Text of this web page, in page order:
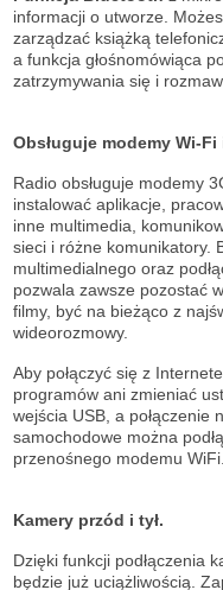
informacji o utworze.
zarządzać książką
a funkcja głośnomówiąca
zatrzymywania się i
Obsługuje modemy Wi-Fi
Radio obsługuje modemy
instalować aplikacje,
inne multimedia,
sieci i różne komunikatory.
multimedialnego oraz
pozwala zawsze pozostać
filmy, być na bieżąco z
wideorozmowy.
Aby połączyć się z
programów ani zmieniać
wejścia USB, a połączenie
samochodowe można
przenośnego modemu WiFi.
Kamery przód i tył.
Dzięki funkcji podłączenia
będzie już uciążliwością.